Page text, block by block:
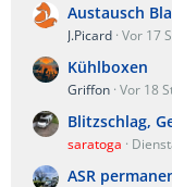
Austausch
J.Picard Vor 17
Kühlboxen
Griffon Vor 18
Blitzschlag,
saratoga
ASR